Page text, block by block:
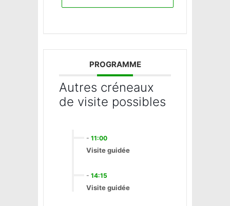
Montgeroult
Neuilly-en-vexinPROGRAMME
Autres créneaux
de visite possibles
- 11:00
Visite guidée
- 14:15
Visite guidée